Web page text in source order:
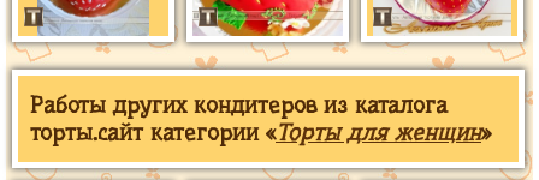
Работы других кондитеров из каталога
торты.сайт категории «Торты для женщин»